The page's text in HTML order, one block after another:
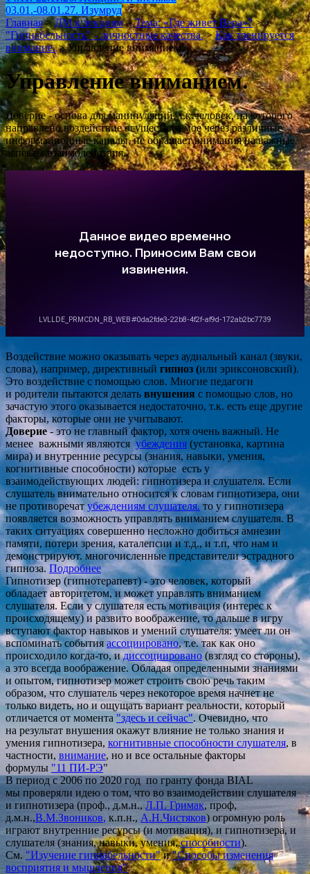
03.01.-08.01.27. Изумруд
Главная > ДМ к лекциям > Тема: «Где живет Вера»? >
"Гипнабельность" - личностные качества. > Как тренируется
внимание. > Управление вниманием.
Управление вниманием.
Доверие - основа для манипуляций, т.к.человек, на которого
направлено воздействие осуществляемое через различные
информационные каналы, не обращает внимания на важные
аспекты взаимодействия.
Воздействие можно оказывать через аудиальный канал (звуки,
слова), например, директивный гипноз (или эриксоновский).
Это воздействие с помощью слов. Многие педагоги
и родители пытаются делать внушения с помощью слов, но
зачастую этого оказывается недостаточно, т.к. есть еще другие
факторы, которые они не учитывают.
Доверие- это не главный фактор, хотя очень важный. Не
менее важными являютсяубеждения (установка, картина
мира) и внутренние ресурсы (знания, навыки, умения,
когнитивные способности) которые есть у
взаимодействующих людей: гипнотизера и слушателя. Если
слушатель внимательно относится к словам гипнотизера, они
не противоречатубеждениям слушателя.то у гипнотизера
появляется возможность управлять вниманием слушателя. В
таких ситуациях совершенно несложно добиться амнезии
памяти, потери зрения, каталепсии и т.д., и т.п, что нам и
демонстрируют. многочисленные представители эстрадного
гипноза. Подробнее
Гипнотизер (гипнотерапевт) - это человек, который
обладает авторитетом, и может управлять вниманием
слушателя. Если у слушателя есть мотивация (интерес к
происходящему) и развито воображение, то дальше в игру
вступают фактор навыков и умений слушателя: умеет ли он
вспоминать события ассоциировано, т.е. так как оно
происходило когда-то, идиссоциировано (взгляд со стороны),
а это всегда воображение. Обладая определенными знаниями
и опытом, гипнотизер может строить свою речь таким
образом, что слушатель через некоторое время начнет не
только видеть, но и ощущать вариант реальности, который
отличается от момента "здесь и сейчас". Очевидно, что
на результат внушения окажут влияние не только знания и
умения гипнотизера, когнитивные способности слушателя, в
частности, внимание, но и все остальные факторы
формулы "11 ПИ-РЭ"
В период с 2006 по 2020 год по гранту фонда BIAL
мы проверяли идею о том, что во взаимодействии слушателя
и гипнотизера (проф., д.м.н., Л.П.Гримак, проф,
д.м.н.,В.М.Звоников, к.п.н., А.Н.Чистяков) огромную роль
играют внутренние ресурсы (и мотивация), и гипнотизера, и
слушателя (знания, навыки, умения,способности).
См. "Изучение гипнабельности"и"Способы изменения
восприятия и мышления"